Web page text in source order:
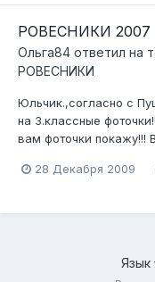
РОВЕСНИКИ 2007
Ольга84 ответил на
РОВЕСНИКИ
Юльчик.,согласно с
на 3.классные
вам фоточки покажу!!!
28 Декабря 2009
Язык